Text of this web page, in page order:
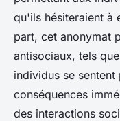
qu'ils hésiteraient à
part, cet anonymat
antisociaux, tels
individus se
conséquences
des interactions